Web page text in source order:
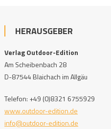
HERAUSGEBER
Verlag Outdoor-Edition
Am Scheibenbach 28
D-87544 Blaichach im Allgäu
Telefon: +49 (0)8321 6755929
www.outdoor-edition.de
info@outdoor-edition.de